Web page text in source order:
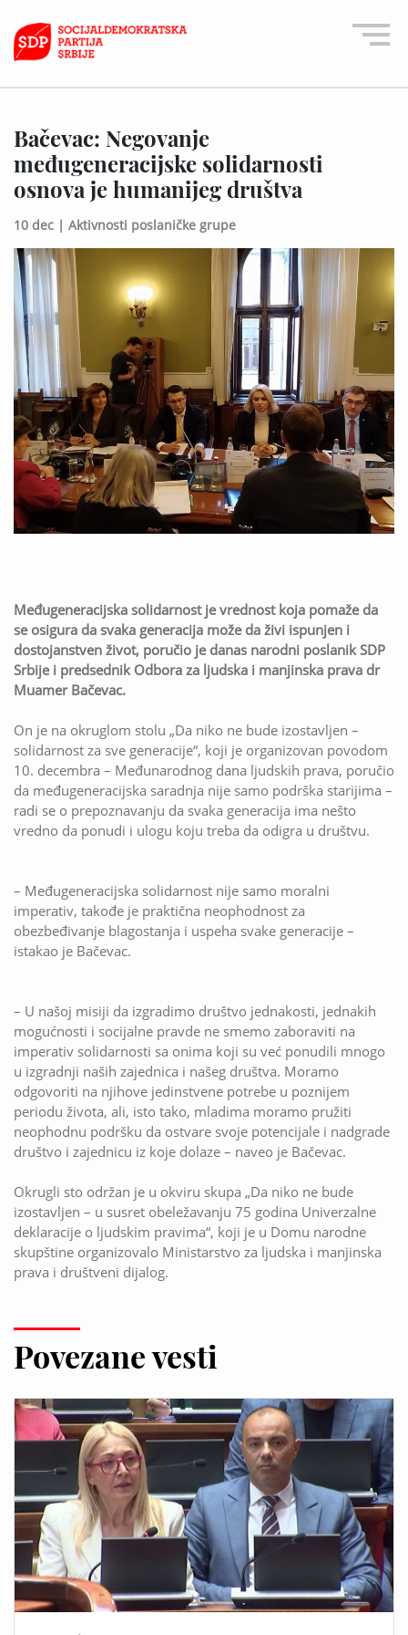
Bačevac: Negovanje
međugeneracijske solidarnosti
osnova je humanijeg društva
10 dec | Aktivnosti poslaničke grupe
Međugeneracijska solidarnost je vrednost koja pomaže da
se osigura da svaka generacija može da živi ispunjen i
dostojanstven život, poručio je danas narodni poslanik SDP
Srbije i predsednik Odbora za ljudska i manjinska prava dr
Muamer Bačevac.
On je na okruglom stolu „Da niko ne bude izostavljen –
solidarnost za sve generacije“, koji je organizovan povodom
10. decembra – Međunarodnog dana ljudskih prava, poručio
da međugeneracijska saradnja nije samo podrška starijima –
radi se o prepoznavanju da svaka generacija ima nešto
vredno da ponudi i ulogu koju treba da odigra u društvu.
– Međugeneracijska solidarnost nije samo moralni
imperativ, takođe je praktična neophodnost za
obezbeđivanje blagostanja i uspeha svake generacije –
istakao je Bačevac.
– U našoj misiji da izgradimo društvo jednakosti, jednakih
mogućnosti i socijalne pravde ne smemo zaboraviti na
imperativ solidarnosti sa onima koji su već ponudili mnogo
u izgradnji naših zajednica i našeg društva. Moramo
odgovoriti na njihove jedinstvene potrebe u poznijem
periodu života, ali, isto tako, mladima moramo pružiti
neophodnu podršku da ostvare svoje potencijale i nadgrade
društvo i zajednicu iz koje dolaze – naveo je Bačevac.
Okrugli sto održan je u okviru skupa „Da niko ne bude
izostavljen – u susret obeležavanju 75 godina Univerzalne
deklaracije o ljudskim pravima“, koji je u Domu narodne
skupštine organizovalo Ministarstvo za ljudska i manjinska
prava i društveni dijalog.
Povezane vesti